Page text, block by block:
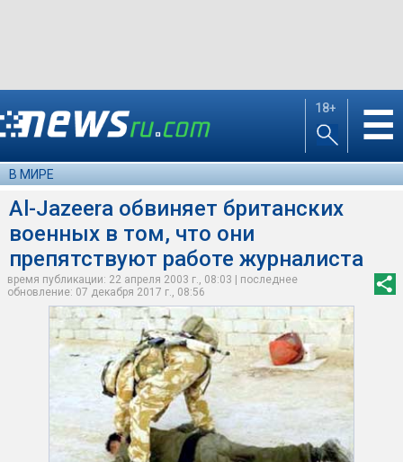
18+ ☰
В МИРЕ
Al-Jazeera обвиняет британских
военных в том, что они
препятствуют работе журналиста
время публикации: 22 апреля 2003 г., 08:03 | последнее
обновление: 07 декабря 2017 г., 08:56